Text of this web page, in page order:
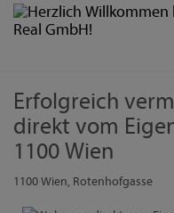
Erfolgreich
direkt vom
1100 Wien
1100 Wien, Rotenhofgasse